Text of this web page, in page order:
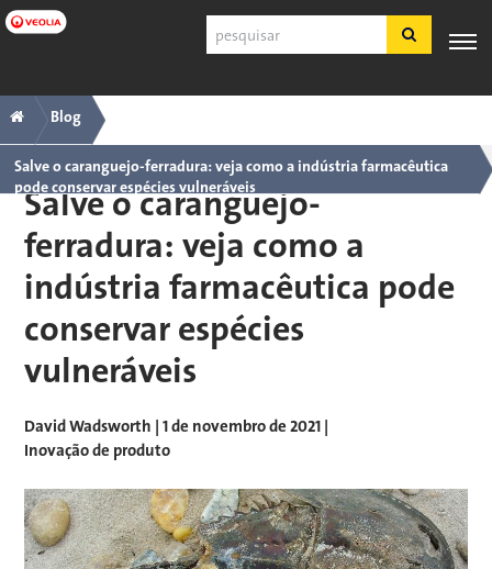
Pular
para
principal
Pesquisar
Navegação
principal
ESPECIALIZAÇÃO
Português
SDS
COA
Sobre
Carreiras
Fazer login
Trilha
Blog
Salve o caranguejo-ferradura: veja como a indústria farmacêutica
pode conservar espécies vulneráveis
Salve o caranguejo-
ferradura: veja como a
indústria farmacêutica pode
conservar espécies
vulneráveis
David Wadsworth | 1 de novembro de 2021 |
Inovação de produto